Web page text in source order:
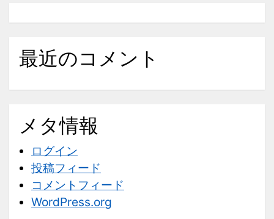
最近のコメント
メタ情報
ログイン
投稿フィード
コメントフィード
WordPress.org